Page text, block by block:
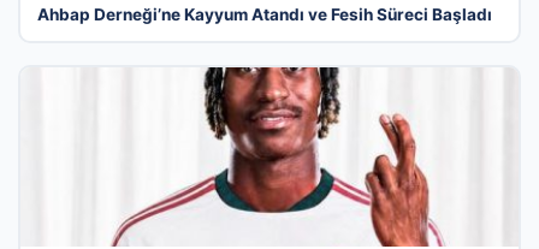
Ahbap Derneği’ne Kayyum Atandı ve Fesih Süreci Başladı